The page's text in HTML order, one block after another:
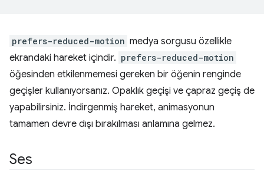
prefers-reduced-motion medya sorgusu özellikle
ekrandaki hareket içindir. prefers-reduced-motion
öğesinden etkilenmemesi gereken bir öğenin renginde
geçişler kullanıyorsanız. Opaklık geçişi ve çapraz geçiş de
yapabilirsiniz. İndirgenmiş hareket, animasyonun
tamamen devre dışı bırakılması anlamına gelmez.
Ses